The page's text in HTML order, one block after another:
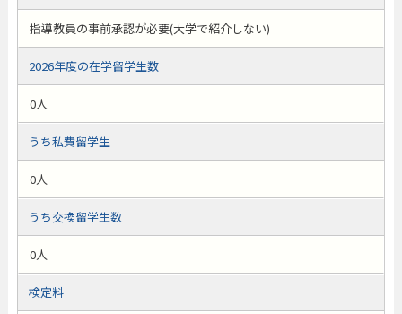
指導教員の事前承認が必要(大学で紹介しない)
2026年度の在学留学生数
0人
うち私費留学生
0人
うち交換留学生数
0人
検定料